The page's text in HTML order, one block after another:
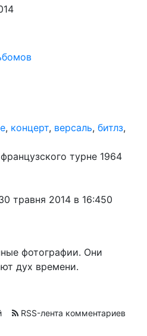
, концерт, версаль, битлз,
турне 1964
травня 2014 в 16:450
фотографии. Они
дух времени.
RSS-лента комментариев